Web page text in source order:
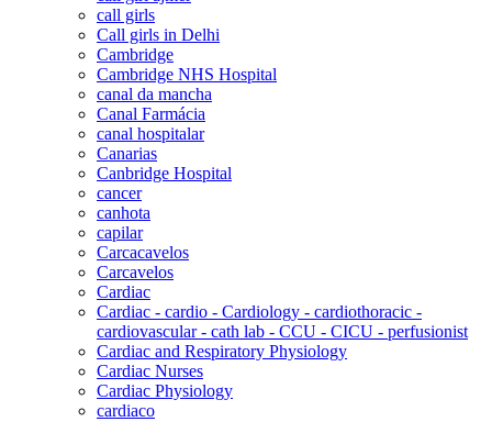
call girls
Call girls in Delhi
Cambridge
Cambridge NHS Hospital
canal da mancha
Canal Farmácia
canal hospitalar
Canarias
Canbridge Hospital
cancer
canhota
capilar
Carcacavelos
Carcavelos
Cardiac
Cardiac - cardio - Cardiology - cardiothoracic -
cardiovascular - cath lab - CCU - CICU - perfusionist
Cardiac and Respiratory Physiology
Cardiac Nurses
Cardiac Physiology
cardiaco